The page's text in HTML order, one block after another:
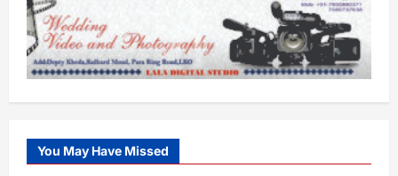
You May Have Missed